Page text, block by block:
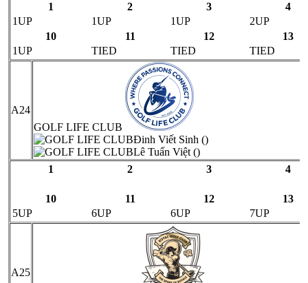
1 2 3
4
1UP
1UP 1UP
2UP
10
11 12
13
1UP
TIED TIED TIED
A24
GOLF LIFE CLUB
Đinh Viết Sinh ()
Lê Tuấn Việt ()
1
2 3 4
10 11 12
13
5UP
6UP 6UP 7UP
A25